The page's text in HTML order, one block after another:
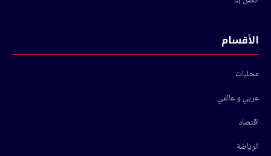
الأقسام
محليات
عربي و عالمي
اقتصاد
الرياضة